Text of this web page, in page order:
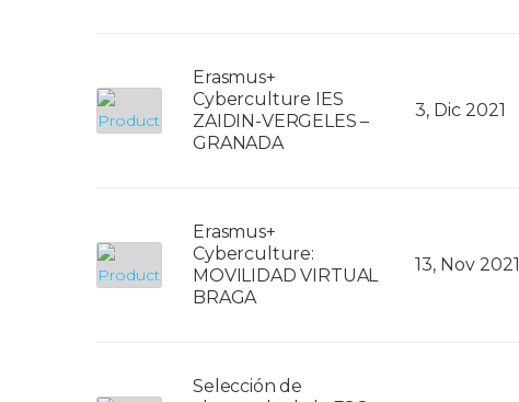
Erasmus+
Cyberculture IES
ZAIDIN-VERGELES –
GRANADA
3, Dic 2021
Erasmus+
Cyberculture:
MOVILIDAD VIRTUAL
BRAGA
13, Nov 2021
Selección de